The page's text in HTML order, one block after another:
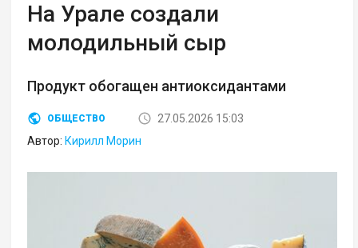
На Урале создали
молодильный сыр
Продукт обогащен антиоксидантами
ОБЩЕСТВО
27.05.2026 15:03
Автор: Кирилл Морин